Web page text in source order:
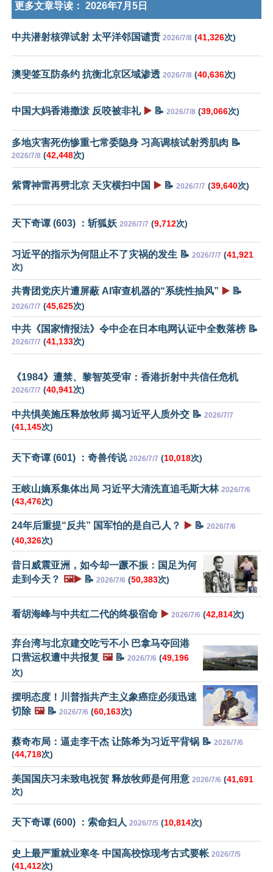
更多文章导读： 2026年7月5日
中共潜射核弹试射 太平洋邻国谴责 2026/7/8 (41,326次)
澳斐签互防条约 抗衡北京区域渗透 2026/7/8 (40,636次)
中国大妈香港撒泼 反咬被非礼 ▶️ 📝 2026/7/8 (39,066次)
多地灾害死伤惨重七常委隐身 习高调核试射秀肌肉 📝
2026/7/8 (42,448次)
紫霄神雷再劈北京 天灾横扫中国 ▶️ 📝 2026/7/7 (39,640次)
天下奇谭 (603) ：斩狐妖 2026/7/7 (9,712次)
习近平的指示为何阻止不了灾祸的发生 📝 2026/7/7 (41,921
次)
共青团党庆片遭屏蔽 AI审查机器的“系统性抽风” ▶️ 📝
2026/7/7 (45,625次)
中共《国家情报法》令中企在日本电网认证中全数落榜 📝
2026/7/7 (41,133次)
《1984》遭禁、黎智英受审：香港折射中共信任危机
2026/7/7 (40,941次)
中共惧美施压释放牧师 揭习近平人质外交 📝 2026/7/7
(41,145次)
天下奇谭 (601) ：奇兽传说 2026/7/7 (10,018次)
王岐山嫡系集体出局 习近平大清洗直追毛斯大林 2026/7/6
(43,476次)
24年后重提“反共” 国军怕的是自己人？ ▶️ 📝 2026/7/6
(40,326次)
昔日威震亚洲，如今却一蹶不振：国足为何
走到今天？ 🖼️▶️ 📝 2026/7/6 (50,383次)
看胡海峰与中共红二代的终极宿命 ▶️ 2026/7/6 (42,814次)
弃台湾与北京建交吃亏不小 巴拿马夺回港
口营运权遭中共报复 🖼️📝 2026/7/6 (49,196
次)
摆明态度！川普指共产主义象癌症必须迅速
切除 🖼️📝 2026/7/6 (60,163次)
蔡奇布局：逼走李干杰 让陈希为习近平背锅 📝 2026/7/6
(44,718次)
美国国庆习未致电祝贺 释放牧师是何用意 2026/7/6 (41,691
次)
天下奇谭 (600) ：索命妇人 2026/7/5 (10,814次)
史上最严重就业寒冬 中国高校惊现考古式要帐 2026/7/5
(41,412次)